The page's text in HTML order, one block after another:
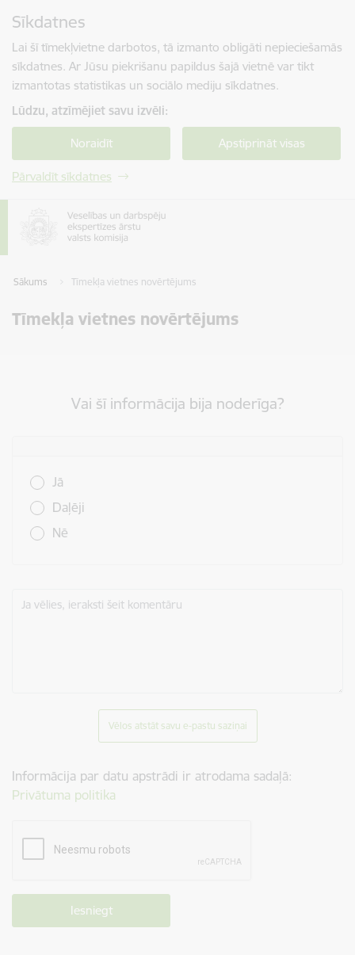
Sīkdatnes
Lai šī tīmekļvietne darbotos, tā izmanto obligāti nepieciešamās
sīkdatnes. Ar Jūsu piekrišanu papildus šajā vietnē var tikt
izmantotas statistikas un sociālo mediju sīkdatnes.
Lūdzu, atzīmējiet savu izvēli:
Noraidīt Apstiprināt visas
Pārvaldīt sīkdatnes
Sākums Tīmekļa vietnes novērtējums
Tīmekļa vietnes novērtējums
Vai šī informācija bija noderīga?
Jā
Daļēji
Nē
Ja vēlies, ieraksti šeit komentāru
Vēlos atstāt savu e-pastu saziņai
Informācija par datu apstrādi ir atrodama sadaļā:
Privātuma politika